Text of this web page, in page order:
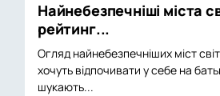
Найнебезпечніші міста
рейтинг...
Огляд найнебезпечніших міст
хочуть відпочивати у себе на
шукають...